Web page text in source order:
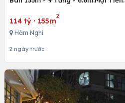
114 tỷ · 155m
2
Hàm Nghi
2 ngày trước